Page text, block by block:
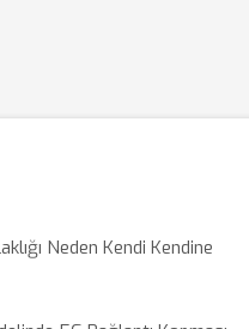
Neden Kendi Kendine